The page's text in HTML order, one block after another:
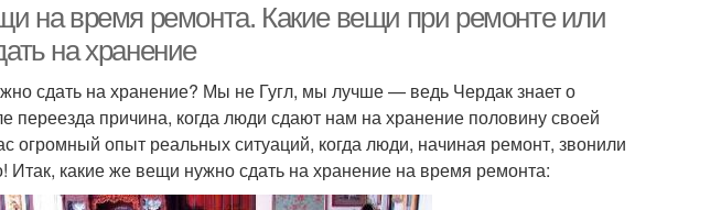
на время ремонта. Какие вещи при ремонте или
на хранение
сдать на хранение? Мы не Гугл, мы лучше — ведь Чердак знает о
переезда причина, когда люди сдают нам на хранение половину своей
огромный опыт реальных ситуаций, когда люди, начиная ремонт, звонили
какие же вещи нужно сдать на хранение на время ремонта: